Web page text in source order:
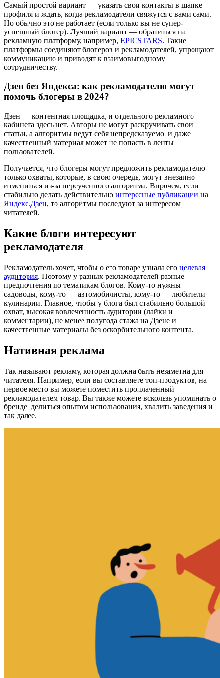
Самый простой вариант — указать свои контакты в шапке
профиля и ждать, когда рекламодатели свяжутся с вами сами.
Но обычно это не работает (если только вы не супер-
успешный блогер). Лучший вариант — обратиться на
рекламную платформу, например, EPICSTARS. Такие
платформы соединяют блогеров и рекламодателей, упрощают
коммуникацию и приводят к взаимовыгодному
сотрудничеству.
Дзен без Яндекса: как рекламодателю могут
помочь блогеры в 2024?
Дзен — контентная площадка, и отдельного рекламного
кабинета здесь нет. Авторы не могут раскручивать свои
статьи, а алгоритмы ведут себя непредсказуемо, и даже
качественный материал может не попасть в ленты
пользователей.
Получается, что блогеры могут предложить рекламодателю
только охваты, которые, в свою очередь, могут внезапно
измениться из-за переученного алгоритма. Впрочем, если
стабильно делать действительно интересные публикации на
Яндекс.Дзен, то алгоритмы последуют за интересом
читателей.
Какие блоги интересуют
рекламодателя
Рекламодатель хочет, чтобы о его товаре узнала его целевая
аудитория. Поэтому у разных рекламодателей разные
предпочтения по тематикам блогов. Кому-то нужны
садоводы, кому-то — автомобилисты, кому-то — любители
кулинарии. Главное, чтобы у блога был стабильно большой
охват, высокая вовлеченность аудитории (лайки и
комментарии), не менее полугода стажа на Дзене и
качественные материалы без оскорбительного контента.
Нативная реклама
Так называют рекламу, которая должна быть незаметна для
читателя. Например, если вы составляете топ-продуктов, на
первое место вы можете поместить проплаченный
рекламодателем товар. Вы также можете вскользь упоминать о
бренде, делиться опытом использования, хвалить заведения и
так далее.